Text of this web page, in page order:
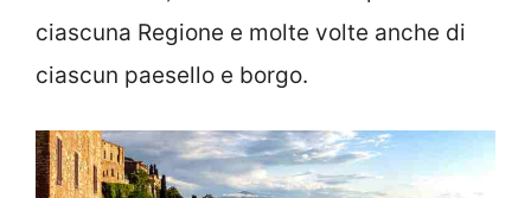
ciascuna Regione e molte volte anche di
ciascun paesello e borgo.